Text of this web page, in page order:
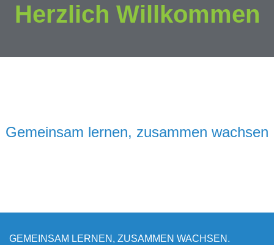
Herzlich Willkommen
Gemeinsam lernen, zusammen wachsen
GEMEINSAM LERNEN, ZUSAMMEN WACHSEN.